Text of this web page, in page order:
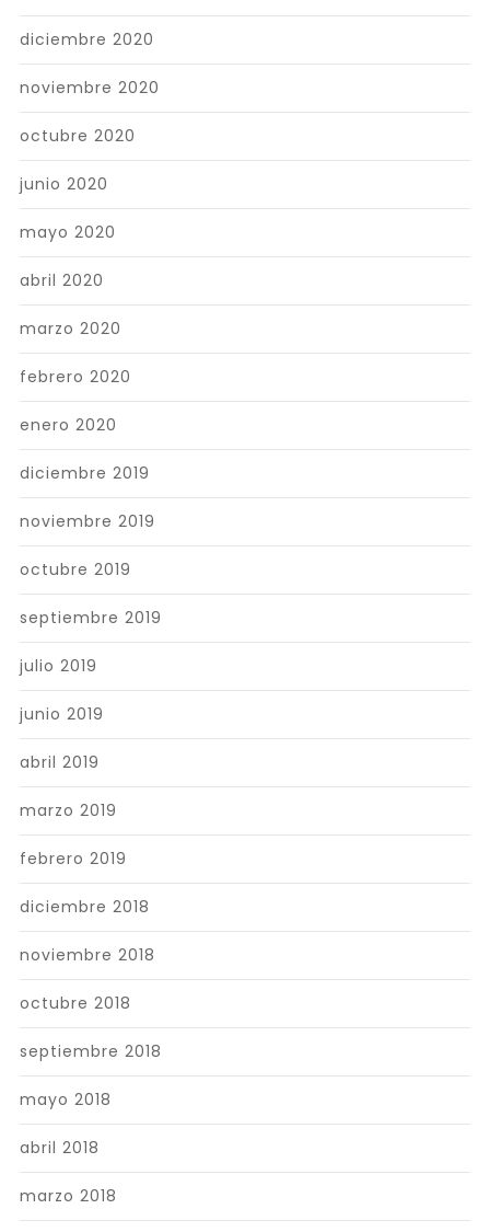
diciembre 2020
noviembre 2020
octubre 2020
junio 2020
mayo 2020
abril 2020
marzo 2020
febrero 2020
enero 2020
diciembre 2019
noviembre 2019
octubre 2019
septiembre 2019
julio 2019
junio 2019
abril 2019
marzo 2019
febrero 2019
diciembre 2018
noviembre 2018
octubre 2018
septiembre 2018
mayo 2018
abril 2018
marzo 2018